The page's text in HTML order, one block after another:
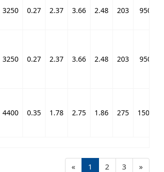
3250 0.27 2.37 3.66 2.48 203 9500
3250 0.27 2.37 3.66 2.48 203 9500
4400 0.35 1.78 2.75 1.86 275 15000
« 1 2 3 »